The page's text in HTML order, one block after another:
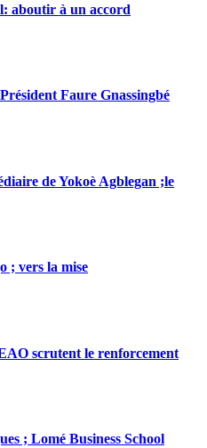
aboutir à un accord
Faure Gnassingbé
de Yokoè Agblegan ;le
; vers la mise
scrutent le renforcement
; Lomé Business School